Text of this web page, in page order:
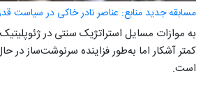
مسابقه جدید منابع: عناصر نادر خاکی در سیاست
به موازات مسایل استراتژیک سنتی در
کمتر آشکار اما به‌طور فزاینده‌ سرنوشت‌ساز در
است.